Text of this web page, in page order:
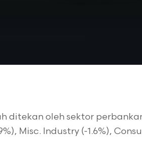
ditekan oleh sektor
Misc. Industry (-1.6%),